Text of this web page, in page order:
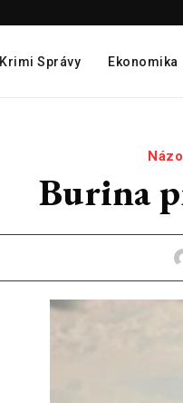
Krimi Správy Ekonomika
Burina